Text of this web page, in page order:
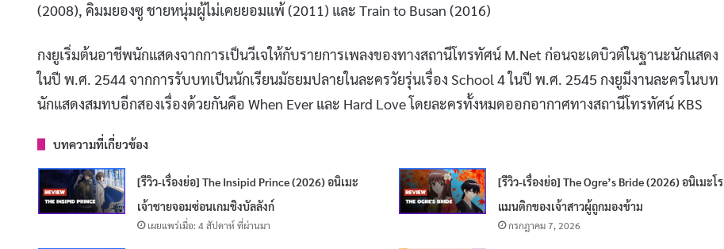
(2008), คิมมยองซู ชายหนุ่มผู้ไม่เคยยอมแพ้ (2011) และ Train to Busan (2016)
กงยูเริ่มต้นอาชีพนักแสดงจากการเป็นวีเจให้กับรายการเพลงของทางสถานีโทรทัศน์ M.Net ก่อนจะเดบิวต์ในฐานะนักแสดง
ในปี พ.ศ. 2544 จากการรับบทเป็นนักเรียนมัธยมปลายในละครวัยรุ่นเรื่อง School 4 ในปี พ.ศ. 2545 กงยูมีงานละครในบท
นักแสดงสมทบอีกสองเรื่องด้วยกันคือ When Ever และ Hard Love โดยละครทั้งหมดออกอากาศทางสถานีโทรทัศน์ KBS
บทความที่เกี่ยวข้อง
[รีวิว-เรื่องย่อ] The Insipid Prince (2026) อนิเมะ
เจ้าชายจอมซ่อนเกมชิงบัลลังก์
เผยแพร่เมื่อ: 4 สัปดาห์ ที่ผ่านมา
[รีวิว-เรื่องย่อ] The Ogre’s Bride (2026) อนิเมะโร
แมนติกของเจ้าสาวผู้ถูกมองข้าม
กรกฎาคม 7, 2026